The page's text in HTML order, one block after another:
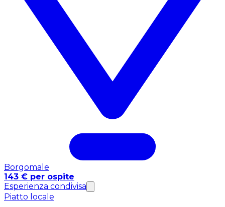
Borgomale
143 € per ospite
Esperienza condivisa
Piatto locale